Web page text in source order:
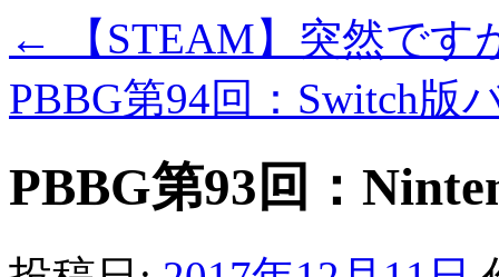
←
【STEAM】突然です
PBBG第94回：Switch版
PBBG第93回：